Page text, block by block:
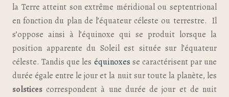
la Terre atteint son extrême méridional ou septentrional
en fonction du plan de l’équateur céleste ou terrestre. Il
s’oppose ainsi à l’équinoxe qui se produit lorsque la
position apparente du Soleil est située sur l’équateur
céleste. Tandis que les équinoxes se caractérisent par une
durée égale entre le jour et la nuit sur toute la planète, les
solstices correspondent à une durée de jour et de nuit